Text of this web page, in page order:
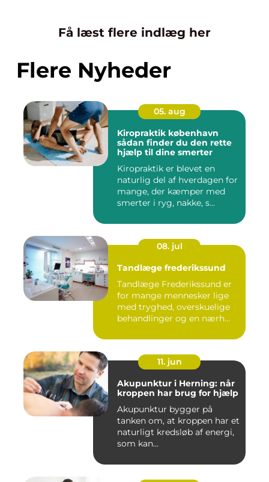
Få læst flere indlæg her
Flere Nyheder
05. aug
Kiropraktik københavn
sådan finder du den rette
hjælp til dine smerter
Kiropraktik er blevet en
naturlig del af hverdagen for
mange, der kæmper med
smerter i ryg, nakke, s...
08. jul
Tandlæge frederikssund
Tandlæge Frederikssund er
for mange mennesker lige
med tryghed, overskuelige
behandlinger og en nærh...
11. jun
Akupunktur i Herning: når
kroppen har brug for hjælp
Akupunktur bygger på
tanken om, at kroppen har et
naturligt kredsløb af energi,
som kan...